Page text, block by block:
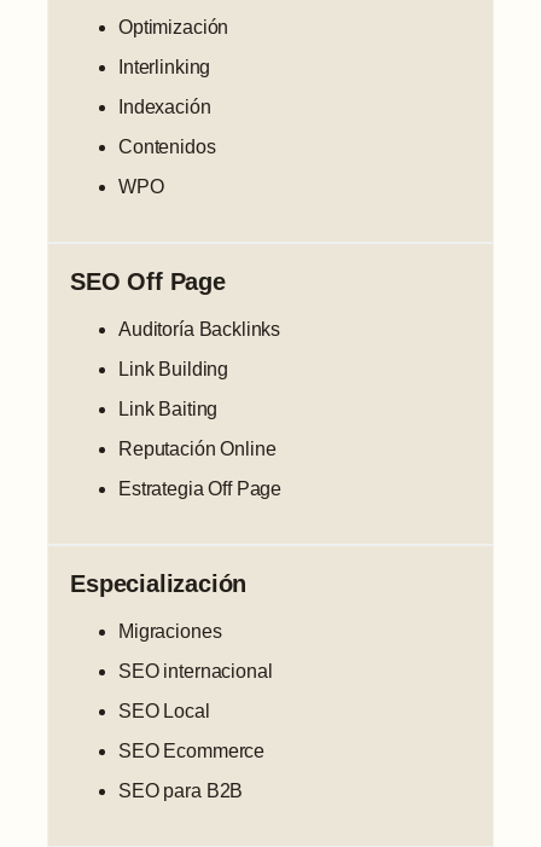
Optimización
Interlinking
Indexación
Contenidos
WPO
SEO Off Page
Auditoría Backlinks
Link Building
Link Baiting
Reputación Online
Estrategia Off Page
Especialización
Migraciones
SEO internacional
SEO Local
SEO Ecommerce
SEO para B2B